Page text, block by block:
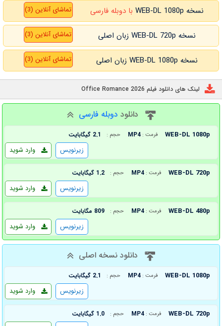
نسخه WEB-DL 1080p با دوبله فارسی تماشای آنلاین (3)
نسخه WEB-DL 720p زبان اصلی تماشای آنلاین (3)
نسخه WEB-DL 1080p زبان اصلی تماشای آنلاین (3)
لینک های دانلود فیلم Office Romance 2026
دانلود دوبله فارسی
WEB-DL 1080p فرمت : MP4 حجم : 2.1 گیگابایت
وارد شوید زیرنویس
WEB-DL 720p فرمت : MP4 حجم : 1.2 گیگابایت
وارد شوید زیرنویس
WEB-DL 480p فرمت : MP4 حجم : 809 مگابایت
وارد شوید زیرنویس
دانلود نسخه اصلی
WEB-DL 1080p فرمت : MP4 حجم : 2.1 گیگابایت
وارد شوید زیرنویس
WEB-DL 720p فرمت : MP4 حجم : 1.0 گیگابایت